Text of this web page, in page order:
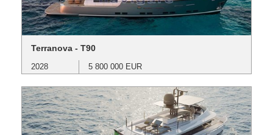
Terranova - T90
2028 5 800 000 EUR